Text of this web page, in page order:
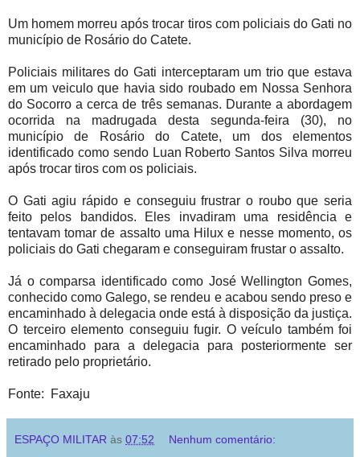
Um homem morreu após trocar tiros com policiais do Gati no
município de Rosário do Catete.
Policiais militares do Gati interceptaram um trio que estava
em um veiculo que havia sido roubado em Nossa Senhora
do Socorro a cerca de três semanas. Durante a abordagem
ocorrida na madrugada desta segunda-feira (30), no
município de Rosário do Catete, um dos elementos
identificado como sendo Luan Roberto Santos Silva morreu
após trocar tiros com os policiais.
O Gati agiu rápido e conseguiu frustrar o roubo que seria
feito pelos bandidos. Eles invadiram uma residência e
tentavam tomar de assalto uma Hilux e nesse momento, os
policiais do Gati chegaram e conseguiram frustar o assalto.
Já o comparsa identificado como José Wellington Gomes,
conhecido como Galego, se rendeu e acabou sendo preso e
encaminhado à delegacia onde está à disposição da justiça.
O terceiro elemento conseguiu fugir. O veículo também foi
encaminhado para a delegacia para posteriormente ser
retirado pelo proprietário.
Fonte: Faxaju
ESPAÇO MILITAR às 07:52 Nenhum comentário: